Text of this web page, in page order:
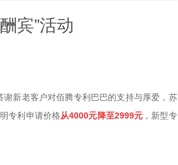
宾”活动
新老客户对佰腾专利巴巴的支持与厚爱，苏
明专利申请价格从4000元降至2999元 ，新型专